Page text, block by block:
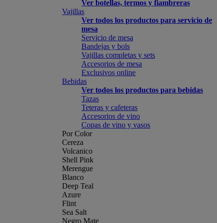
Ver botellas, termos y fiambreras
Vajillas
Ver todos los productos para servicio de
mesa
Servicio de mesa
Bandejas y bols
Vajillas completas y sets
Accesorios de mesa
Exclusivos online
Bebidas
Ver todos los productos para bebidas
Tazas
Teteras y cafeteras
Accesorios de vino
Copas de vino y vasos
Por Color
Cereza
Volcanico
Shell Pink
Merengue
Blanco
Deep Teal
Azure
Flint
Sea Salt
Negro Mate